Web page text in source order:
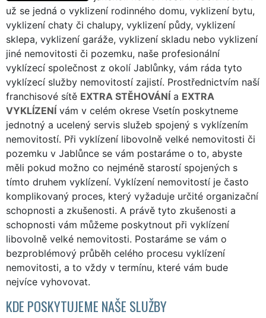
už se jedná o vyklizení rodinného domu, vyklizení bytu,
vyklizení chaty či chalupy, vyklizení půdy, vyklizení
sklepa, vyklizení garáže, vyklizení skladu nebo vyklizení
jiné nemovitosti či pozemku, naše profesionální
vyklízecí společnost z okolí Jablůnky, vám ráda tyto
vyklízecí služby nemovitostí zajistí. Prostřednictvím naší
franchisové sítě EXTRA STĚHOVÁNÍ a EXTRA
VYKLÍZENÍ vám v celém okrese Vsetín poskytneme
jednotný a ucelený servis služeb spojený s vyklízením
nemovitostí. Při vyklízení libovolně velké nemovitosti či
pozemku v Jablůnce se vám postaráme o to, abyste
měli pokud možno co nejméně starostí spojených s
tímto druhem vyklízení. Vyklízení nemovitostí je často
komplikovaný proces, který vyžaduje určité organizační
schopnosti a zkušenosti. A právě tyto zkušenosti a
schopnosti vám můžeme poskytnout při vyklízení
libovolně velké nemovitosti. Postaráme se vám o
bezproblémový průběh celého procesu vyklízení
nemovitosti, a to vždy v termínu, které vám bude
nejvíce vyhovovat.
KDE POSKYTUJEME NAŠE SLUŽBY